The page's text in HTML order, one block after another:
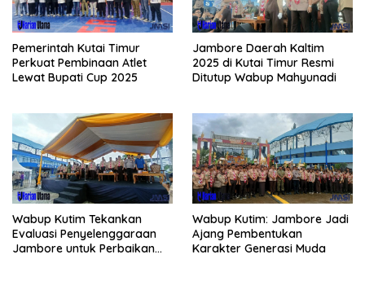
Pemerintah Kutai Timur
Perkuat Pembinaan Atlet
Lewat Bupati Cup 2025
Jambore Daerah Kaltim
2025 di Kutai Timur Resmi
Ditutup Wabup Mahyunadi
Wabup Kutim Tekankan
Evaluasi Penyelenggaraan
Jambore untuk Perbaikan
Wabup Kutim: Jambore Jadi
Ajang Pembentukan
Karakter Generasi Muda